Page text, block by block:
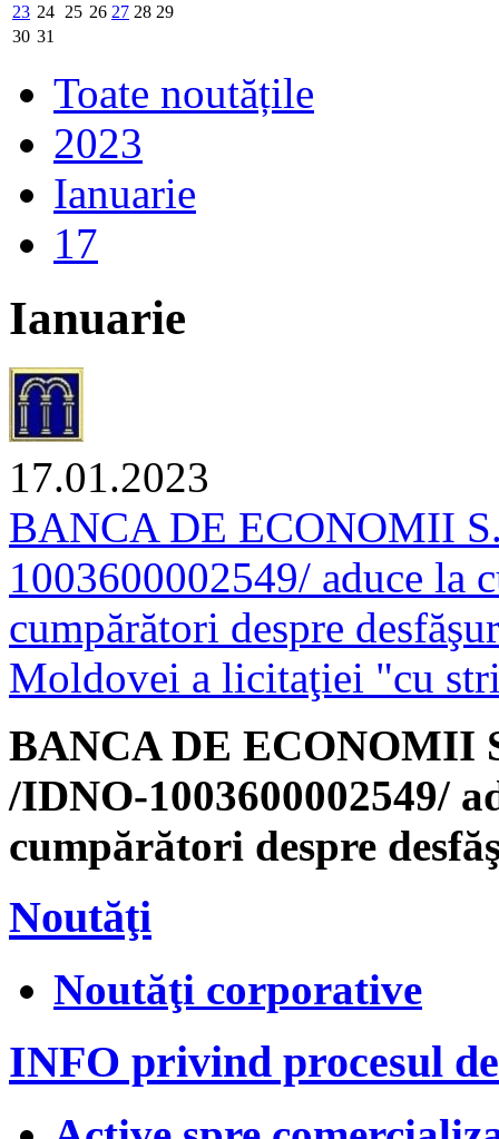
23 24 25 26 27 28 29
30 31
Toate noutățile
2023
Ianuarie
17
Ianuarie
17.01.2023
BANCA DE ECONOMII
1003600002549/ aduce la
cumpărători despre
Moldovei a licitaţiei "cu
BANCA DE ECONOMII
/IDNO-1003600002549/
cumpărători despre
Noutăţi
Noutăţi corporative
INFO privind procesul